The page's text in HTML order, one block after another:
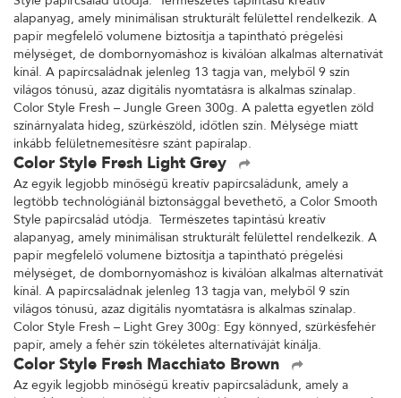
alapanyag, amely minimálisan strukturált felülettel rendelkezik. A
papír megfelelő volumene biztosítja a tapintható prégelési
mélységet, de dombornyomáshoz is kiválóan alkalmas alternatívát
kínál. A papírcsaládnak jelenleg 13 tagja van, melyből 9 szín
világos tónusú, azaz digitális nyomtatásra is alkalmas színalap.
Color Style Fresh – Jungle Green 300g. A paletta egyetlen zöld
színárnyalata hideg, szürkészöld, időtlen szín. Mélysége miatt
inkább felületnemesítésre szánt papíralap.
Color Style Fresh Light Grey
Az egyik legjobb minőségű kreatív papírcsaládunk, amely a
legtöbb technológiánál biztonsággal bevethető, a Color Smooth
Style papírcsalád utódja. Természetes tapintású kreatív
alapanyag, amely minimálisan strukturált felülettel rendelkezik. A
papír megfelelő volumene biztosítja a tapintható prégelési
mélységet, de dombornyomáshoz is kiválóan alkalmas alternatívát
kínál. A papírcsaládnak jelenleg 13 tagja van, melyből 9 szín
világos tónusú, azaz digitális nyomtatásra is alkalmas színalap.
Color Style Fresh – Light Grey 300g: Egy könnyed, szürkésfehér
papír, amely a fehér szín tökéletes alternatíváját kínálja.
Color Style Fresh Macchiato Brown
Az egyik legjobb minőségű kreatív papírcsaládunk, amely a